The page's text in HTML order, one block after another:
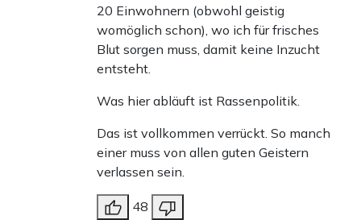
20 Einwohnern (obwohl geistig
womöglich schon), wo ich für frisches
Blut sorgen muss, damit keine Inzucht
entsteht.
Was hier abläuft ist Rassenpolitik.
Das ist vollkommen verrückt. So manch
einer muss von allen guten Geistern
verlassen sein.
48